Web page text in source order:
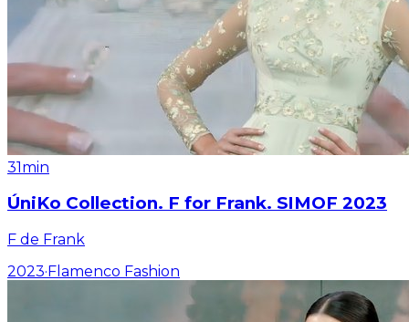
31min
ÚniKo Collection. F for Frank. SIMOF 2023
F de Frank
2023·Flamenco Fashion